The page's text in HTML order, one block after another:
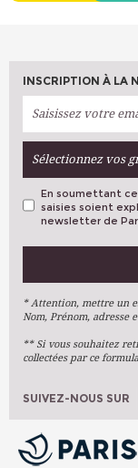
INSCRIPTION À LA
Sélectionnez vos
VOS PRÉFÉRENCES
Arts Plastiques
Arts Du Texte
Arts Numériques
Ateliers À L'année
En soumettant
saisies soient
newsletter de
* Attention, mettre un
Nom, Prénom, adresse
** Si vous souhaitez
collectées par ce
SUIVEZ-NOUS SUR